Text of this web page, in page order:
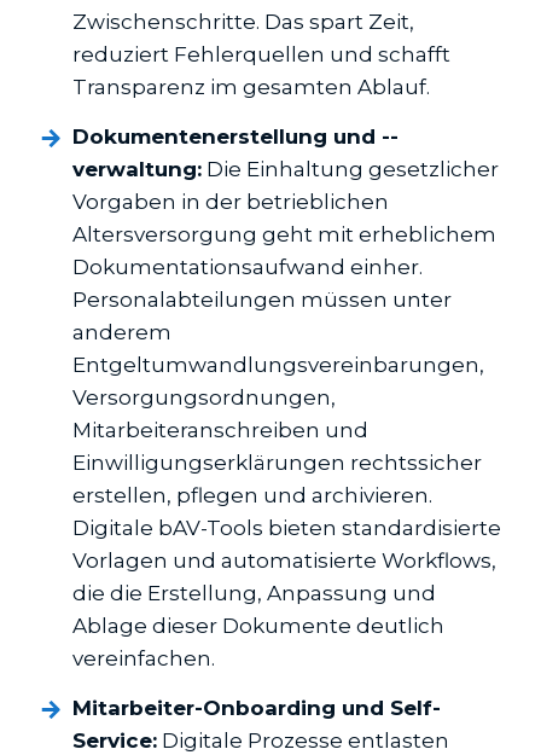
Zwischenschritte. Das spart Zeit,
reduziert Fehlerquellen und schafft
Transparenz im gesamten Ablauf.
Dokumentenerstellung und -­
verwaltung: Die Einhaltung gesetzlicher
Vorgaben in der betrieblichen
Altersversorgung geht mit erheblichem
Dokumentationsaufwand einher.
Personalabteilungen müssen unter
anderem
Entgeltumwandlungsvereinbarungen,
Versorgungsordnungen,
Mitarbeiteranschreiben und
Einwilligungserklärungen rechtssicher
erstellen, pflegen und archivieren.
Digitale bAV-Tools bieten standardisierte
Vorlagen und automatisierte Workflows,
die die Erstellung, Anpassung und
Ablage dieser Dokumente deutlich
vereinfachen.
Mitarbeiter-Onboarding und Self-
Service: Digitale Prozesse entlasten